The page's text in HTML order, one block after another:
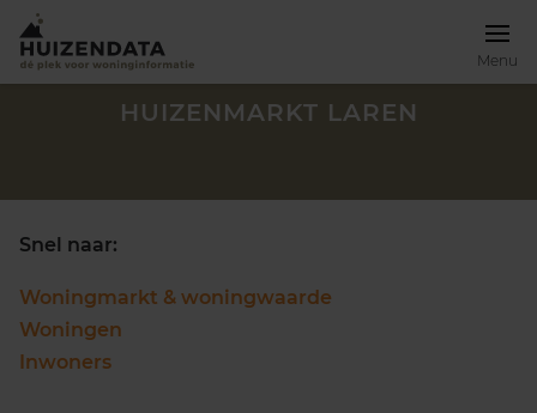
Menu
HUIZENMARKT LAREN
Snel naar:
Woningmarkt & woningwaarde
Woningen
Inwoners